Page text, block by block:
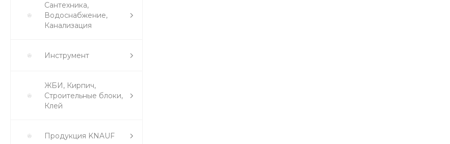
Сантехника,
Водоснабжение,
Канализация
Инструмент
ЖБИ, Кирпич,
Строительные блоки,
Клей
Продукция KNAUF